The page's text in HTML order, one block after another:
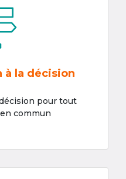
à la décision
pour tout
commun